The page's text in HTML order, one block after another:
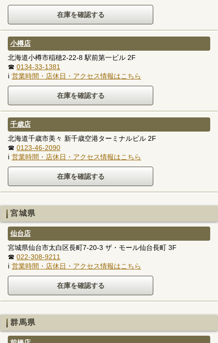
小樽店
北海道小樽市稲穂2-22-8 駅前第一ビル 2F
☎ 0134-33-1381
ℹ 営業時間・店休日・アクセス情報はこちら
千歳店
北海道千歳市美々 新千歳空港ターミナルビル 2F
☎ 0123-46-2090
ℹ 営業時間・店休日・アクセス情報はこちら
宮城県
仙台店
宮城県仙台市太白区長町7-20-3 ザ・モール仙台長町 3F
☎ 022-308-9211
ℹ 営業時間・店休日・アクセス情報はこちら
群馬県